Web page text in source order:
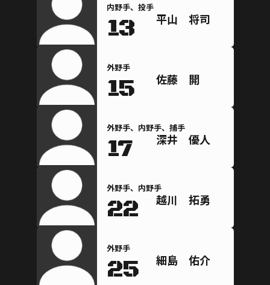
内野手、投手
13 平山 将司
外野手
15 佐藤 開
外野手、内野手、捕手
17 深井 優人
外野手、内野手
22 越川 拓勇
外野手
25 細島 佑介